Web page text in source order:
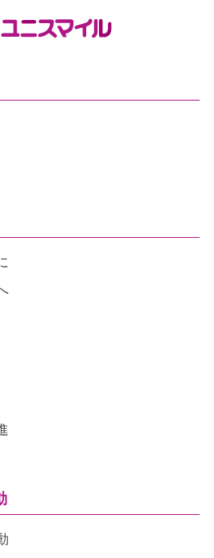
与日数に応じた実費相当額）